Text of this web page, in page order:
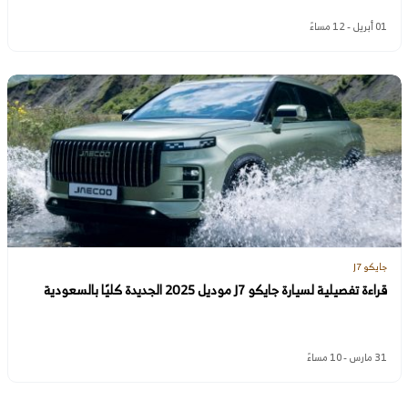
01 أبريل - 12 مساءً
جايكو J7
قراءة تفصيلية لسيارة جايكو J7 موديل 2025 الجديدة كليًا بالسعودية
31 مارس - 10 مساءً